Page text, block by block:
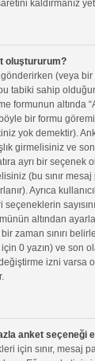
kaldırmanız
oluştururum?
(veya bir
tabiki sahip
formunun altında
bir formu
yok demektir).
girmelisiniz ve
ayrı bir seçenek
(bu sınır
Ayrıca
altından
zaman sınırı
0 yazın) ve son
değiştirme izni varsa
anket seçeneği
için sınır, mesaj